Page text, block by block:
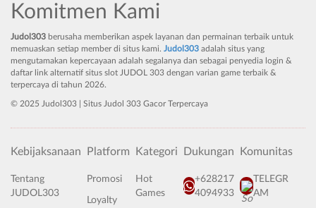
Komitmen Kami
Judol303 berusaha memberikan aspek layanan dan permainan terbaik untuk
memuaskan setiap member di situs kami. Judol303 adalah situs yang
mengutamakan kepercayaan adalah segalanya dan sebagai penyedia login &
daftar link alternatif situs slot JUDOL 303 dengan varian game terbaik &
terpercaya di tahun 2026.
© 2025 Judol303 | Situs Judol 303 Gacor Terpercaya
Kebijaksanaan
Tentang
JUDOL303
Platform
Promosi
Loyalty
Kategori
Hot
Games
Dukungan
+628217
4094933
Komunitas
TELEGR
AM